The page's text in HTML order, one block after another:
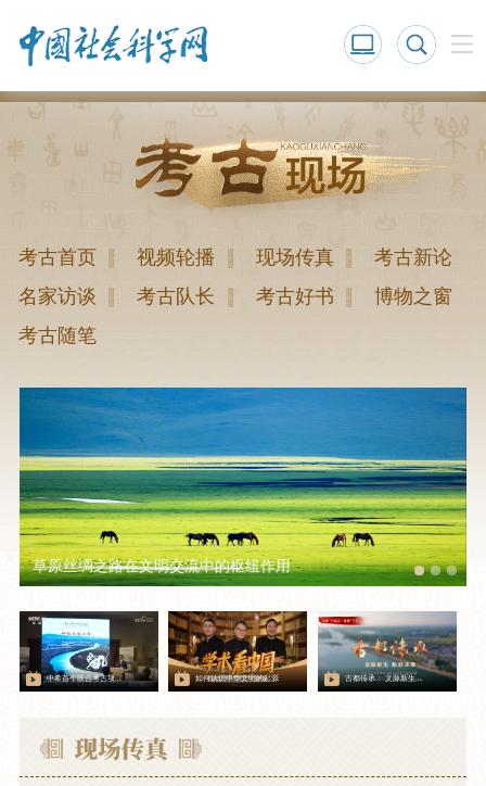
考古首页 视频轮播 现场传真
考古新论
名家访谈
考古队长 考古好书
博物之窗
考古随笔
草原丝绸之路在文明交流中的枢纽作用
中希首个联合考古项... 如何认识中华文明的起源 古都传承： 文脉新生...